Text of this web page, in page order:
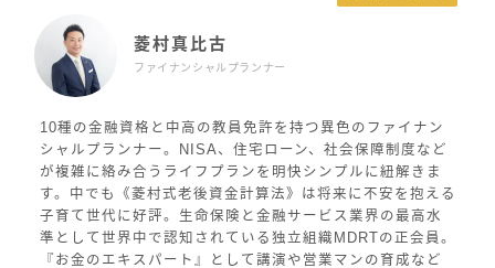
菱村真比古
ファイナンシャルプランナー
10種の金融資格と中高の教員免許を持つ異色のファイナン
シャルプランナー。NISA、住宅ローン、社会保障制度など
が複雑に絡み合うライフプランを明快シンプルに紐解きま
す。中でも《菱村式老後資金計算法》は将来に不安を抱える
子育て世代に好評。生命保険と金融サービス業界の最高水
準として世界中で認知されている独立組織MDRTの正会員。
『お金のエキスパート』として講演や営業マンの育成など